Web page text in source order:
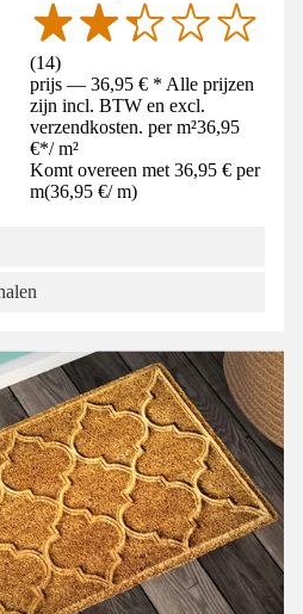
(14)
prijs — 36,95 € * Alle prijzen
zijn incl. BTW en excl.
verzendkosten. per m²36,95
€*/ m²
Komt overeen met 36,95 € per
m(36,95 €/ m)